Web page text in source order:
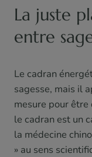
La juste
entre
Le cadran
sagesse, mais il
mesure pour
le cadran est un
la médecine
» au sens